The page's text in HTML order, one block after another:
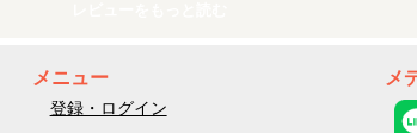
メニュー
登録・ログイン
メ